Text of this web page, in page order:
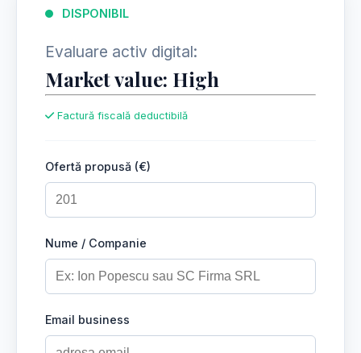
DISPONIBIL
Evaluare activ digital:
Market value: High
Factură fiscală deductibilă
Ofertă propusă (€)
Nume / Companie
Email business